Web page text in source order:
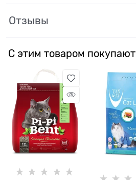
Отзывы
С этим товаром покупают